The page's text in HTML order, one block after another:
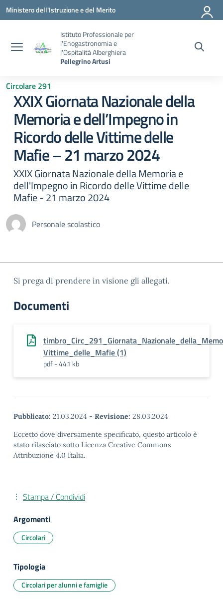
Vai ai contenuti
Vai al menu di navigazione
Vai al footer
Ministero dell'Istruzione e del Merito
Istituto Professionale per
l'Enogastronomia e
l'Ospitalità Alberghiera
Pellegrino Artusi
Circolare 291
XXIX Giornata Nazionale della
Memoria e dell’Impegno in
Ricordo delle Vittime delle
Mafie – 21 marzo 2024
XXIX Giornata Nazionale della Memoria e
dell'Impegno in Ricordo delle Vittime delle
Mafie - 21 marzo 2024
Personale scolastico
Si prega di prendere in visione gli allegati.
Documenti
Vittime_delle_Mafie (1)
pdf - 441 kb
Pubblicato: 21.03.2024 - Revisione: 28.03.2024
Eccetto dove diversamente specificato, questo articolo è
stato rilasciato sotto Licenza Creative Commons
Attribuzione 4.0 Italia.
Stampa / Condividi
Argomenti
Circolari
Tipologia
Circolari per alunni e famiglie